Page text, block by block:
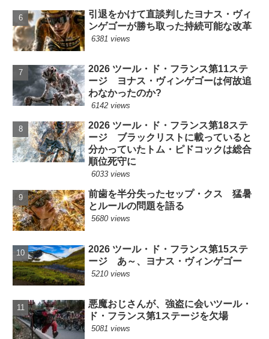
引退をかけて直談判したヨナス・ヴィ
ンゲゴーが勝ち取った持続可能な改革
6381 views
2026 ツール・ド・フランス第11ステ
ージ ヨナス・ヴィンゲゴーは何故追
わなかったのか?
6142 views
2026 ツール・ド・フランス第18ステ
ージ ブラックリストに載っていると
分かっていたトム・ピドコックは総合
順位死守に
6033 views
前歯を半分失ったセップ・クス 猛暑
とルールの問題を語る
5680 views
2026 ツール・ド・フランス第15ステ
ージ あ～、ヨナス・ヴィンゲゴー
5210 views
悪魔おじさんが、強盗に会いツール・
ド・フランス第1ステージを欠場
5081 views